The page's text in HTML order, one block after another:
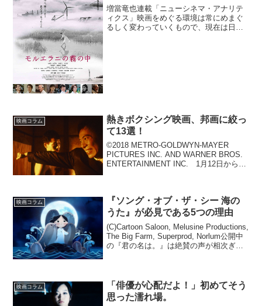
増當竜也連載「ニューシネマ・アナリテ
ィクス」映画をめぐる環境は常にめまぐ
るしく変わっていくもので、現在は日本
映画コラム
熱きボクシング映画、邦画に絞っ
て13選！
©2018 METRO-GOLDWYN-MAYER
PICTURES INC. AND WARNER BROS.
ENTERTAINMENT INC. 1月12日から
映画コラム
『ソング・オブ・ザ・シー 海の
うた』が必見である5つの理由
(C)Cartoon Saloon, Melusine Productions,
The Big Farm, Superprod, Norlum公開中
の『君の名は。』は絶賛の声が相次ぎ、
映画コラム
「俳優が心配だよ！」初めてそう
思った濡れ場。